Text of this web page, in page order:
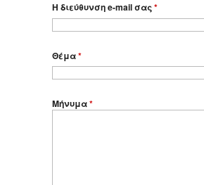
Η διεύθυνση e-mail σας*
Θέμα*
Μήνυμα*